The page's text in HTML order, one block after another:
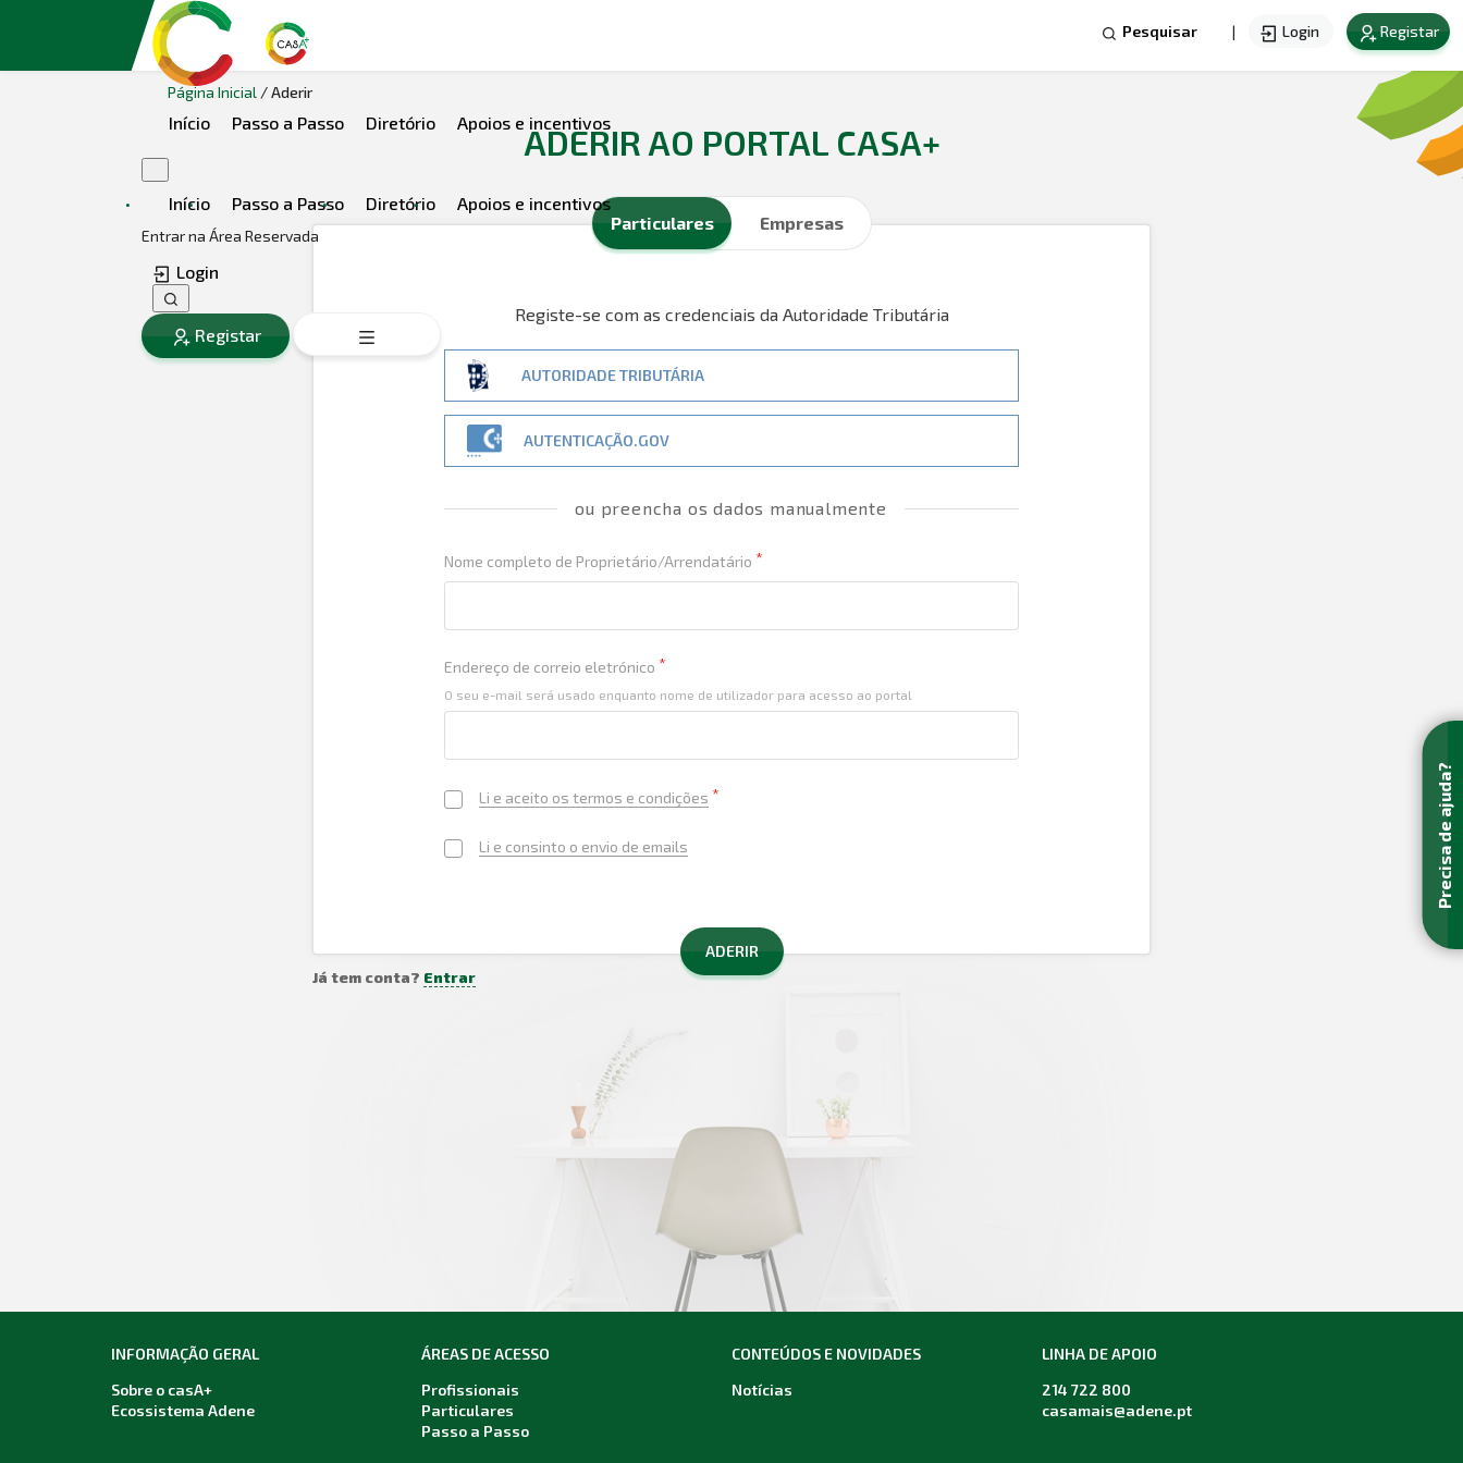
Início Passo a Passo Diretório Apoios e incentivos
Início Passo a Passo Diretório Apoios e incentivos
Entrar na Área Reservada
Login
Pesquisar | Login Registar
Registar
Página Inicial / Aderir
ADERIR AO PORTAL CASA+
Particulares Empresas
Registe-se com as credenciais da Autoridade Tributária
AUTORIDADE TRIBUTÁRIA
AUTENTICAÇÃO.GOV
ou preencha os dados manualmente
Nome completo de Proprietário/Arrendatário
Endereço de correio eletrónico
O seu e-mail será usado enquanto nome de utilizador para acesso ao portal
Li e aceito os termos e condições
Li e consinto o envio de emails
ADERIR
Já tem conta? Entrar
INFORMAÇÃO GERAL
Sobre o casA+
Ecossistema Adene
ÁREAS DE ACESSO
Profissionais
Particulares
Passo a Passo
CONTEÚDOS E NOVIDADES
Notícias
LINHA DE APOIO
214 722 800
casamais@adene.pt
Precisa de ajuda?